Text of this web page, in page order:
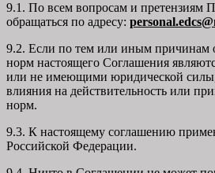
9.1. По всем вопросам и претензиям
обращаться по адресу:
9.2. Если по тем или иным причинам
норм настоящего Соглашения
или не имеющими юридической силы,
влияния на действительность или
норм.
9.3. К настоящему соглашению
Российской Федерации.